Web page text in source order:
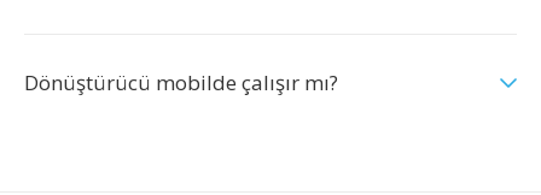
Dönüştürücü mobilde çalışır mı?